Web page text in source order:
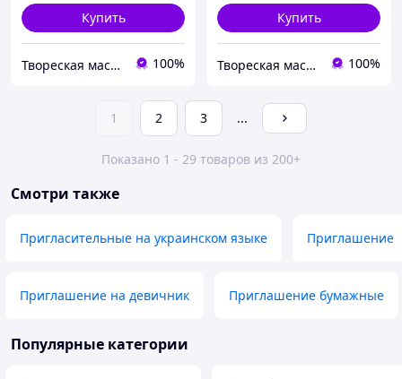
Купить
Твореская мастерская "JulArts" 100%
Купить
Твореская мастерская "JulArts" 100%
1 2 3 ...
Показано 1 - 29 товаров из 200+
Смотри также
Пригласительные на украинском языке Приглашение
Приглашение на девичник Приглашение бумажные
Популярные категории